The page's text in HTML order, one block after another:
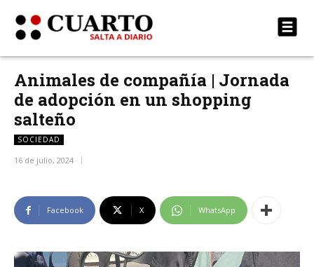
Animales de compañía | Jornada
de adopción en un shopping
salteño
SOCIEDAD
16 de julio, 2024
Facebook X WhatsApp